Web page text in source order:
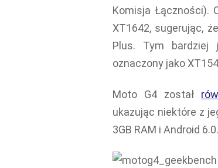
Komisja Łączności).
XT1642, sugerując,
Plus. Tym bardziej
oznaczony jako
Moto G4 został
ukazując niektóre z
3GB RAM i Android